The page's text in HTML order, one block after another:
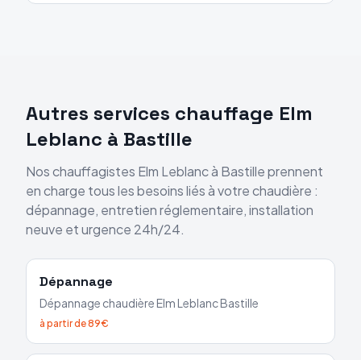
Autres services chauffage Elm
Leblanc à Bastille
Nos chauffagistes Elm Leblancà Bastilleprennent
en charge tous les besoins liés à votre chaudière :
dépannage, entretien réglementaire, installation
neuve et urgence 24h/24.
Dépannage
Dépannage chaudièreElm LeblancBastille
à partir de 89€